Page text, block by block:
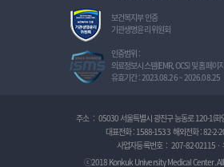
보
건
복
지
부
인
관
생
리
보건복지부 인증
기관생명윤리 위원회
정
보
보
리
체
증
인증범위 :
의료정보시스템(EMR, OCS) 및 홈페이
유효기간 : 2023.08.26 ~ 2026.08.25
주소 : 05030 서울특별시 광진구 능동로 120-1(화
대표전화 : 1588-1533해외전화 :82-2-
사업자등록번호 : 207-82-02115 ·
ⓒ2018 Konkuk University Medical Center.